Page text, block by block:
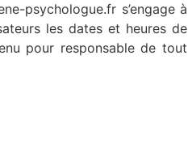
psychologue.fr s’engage à
les dates et heures de
pour responsable de tout